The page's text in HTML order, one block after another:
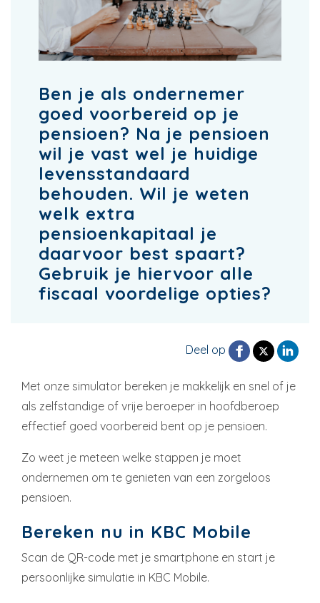
Ben je als ondernemer
goed voorbereid op je
pensioen? Na je pensioen
wil je vast wel je huidige
levensstandaard
behouden. Wil je weten
welk extra
pensioenkapitaal je
daarvoor best spaart?
Gebruik je hiervoor alle
fiscaal voordelige opties?
Deel op
Met onze simulator bereken je makkelijk en snel of je
als zelfstandige of vrije beroeper in hoofdberoep
effectief goed voorbereid bent op je pensioen.
Zo weet je meteen welke stappen je moet
ondernemen om te genieten van een zorgeloos
pensioen.
Bereken nu in KBC Mobile
Scan de QR-code met je smartphone en start je
persoonlijke simulatie in KBC Mobile.